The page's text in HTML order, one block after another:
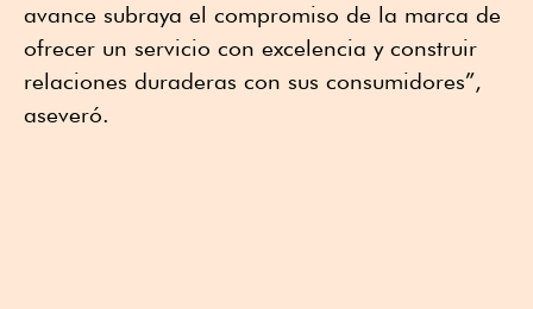
avance subraya el compromiso de la marca de
ofrecer un servicio con excelencia y construir
relaciones duraderas con sus consumidores”,
aseveró.